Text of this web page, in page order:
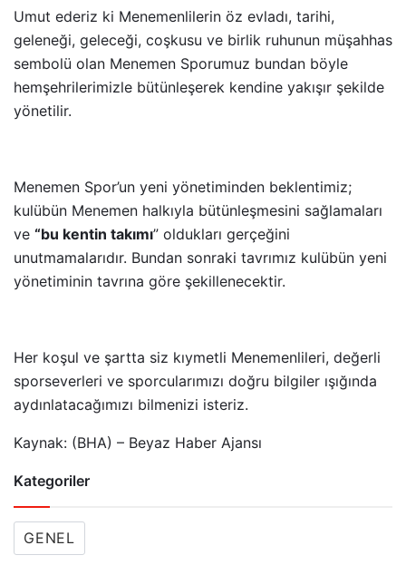
Umut ederiz ki Menemenlilerin öz evladı, tarihi,
geleneği, geleceği, coşkusu ve birlik ruhunun müşahhas
sembolü olan Menemen Sporumuz bundan böyle
hemşehrilerimizle bütünleşerek kendine yakışır şekilde
yönetilir.
Menemen Spor’un yeni yönetiminden beklentimiz;
kulübün Menemen halkıyla bütünleşmesini sağlamaları
ve “bu kentin takımı” oldukları gerçeğini
unutmamalarıdır. Bundan sonraki tavrımız kulübün yeni
yönetiminin tavrına göre şekillenecektir.
Her koşul ve şartta siz kıymetli Menemenlileri, değerli
sporseverleri ve sporcularımızı doğru bilgiler ışığında
aydınlatacağımızı bilmenizi isteriz.
Kaynak: (BHA) – Beyaz Haber Ajansı
Kategoriler
GENEL